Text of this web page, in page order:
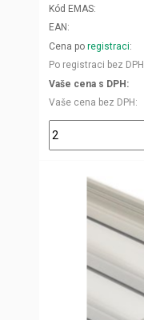
Kód EMAS
EAN
Cena po registraci
Po registraci bez DPH
Vaše cena s DPH
Vaše cena bez DPH